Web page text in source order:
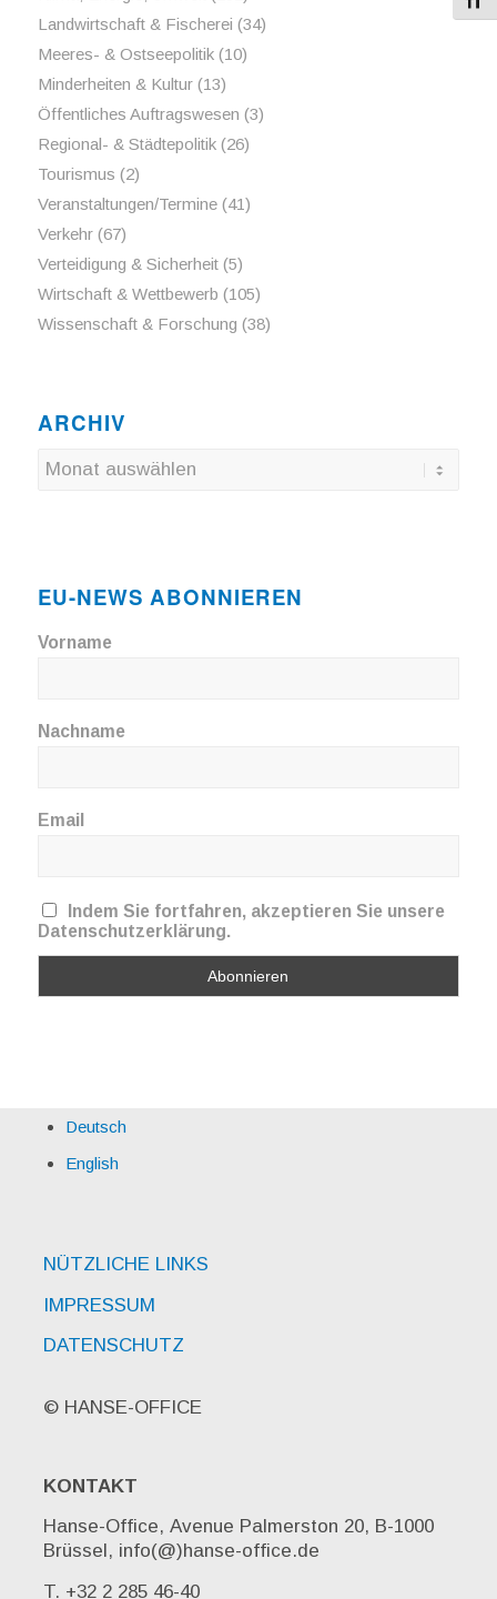
Landwirtschaft & Fischerei (34)
Meeres- & Ostseepolitik(10)
Minderheiten & Kultur(13)
Öffentliches Auftragswesen (3)
Regional- & Städtepolitik(26)
Tourismus (2)
Veranstaltungen/Termine(41)
Verkehr(67)
Verteidigung & Sicherheit(5)
Wirtschaft & Wettbewerb (105)
Wissenschaft & Forschung (38)
ARCHIV
EU-NEWS ABONNIEREN
Vorname
Nachname
Email
Indem Sie fortfahren, akzeptieren Sie unsere
Datenschutzerklärung.
Deutsch
English
NÜTZLICHE LINKS
IMPRESSUM
DATENSCHUTZ
© HANSE-OFFICE
KONTAKT
Hanse-Office, Avenue Palmerston 20, B-1000
Brüssel, info(@)hanse-office.de
T. +32 2 285 46-40